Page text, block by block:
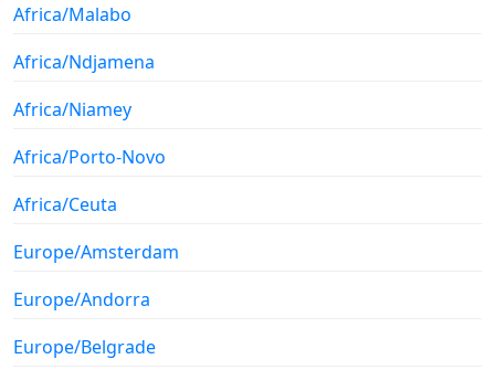
Africa/Malabo
Africa/Ndjamena
Africa/Niamey
Africa/Porto-Novo
Africa/Ceuta
Europe/Amsterdam
Europe/Andorra
Europe/Belgrade